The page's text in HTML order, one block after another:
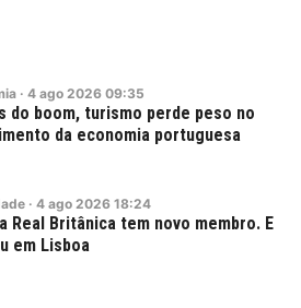
· 4 ago 2026 09:35
do boom, turismo perde peso no
da economia portuguesa
· 4 ago 2026 18:24
Real Britânica tem novo membro. E
em Lisboa